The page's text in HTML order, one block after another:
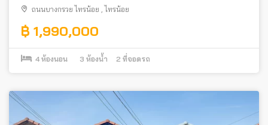
ถนนบางกรวย ไทรน้อย , ไทรน้อย
฿ 1,990,000
4 ห้องนอน 3 ห้องน้ำ 2 ที่จอดรถ